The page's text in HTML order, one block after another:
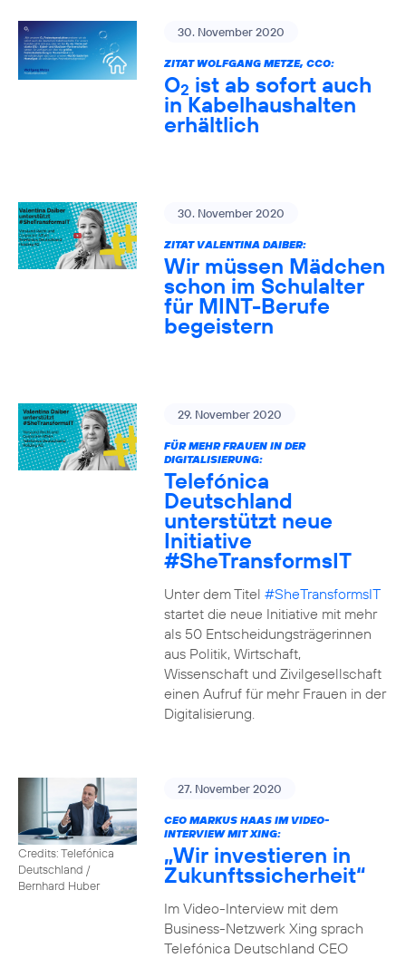
30. November 2020
ZITAT WOLFGANG METZE, CCO:
O2 ist ab sofort auch
in Kabelhaushalten
erhältlich
30. November 2020
ZITAT VALENTINA DAIBER:
Wir müssen Mädchen
schon im Schulalter
für MINT-Berufe
begeistern
29. November 2020
FÜR MEHR FRAUEN IN DER
DIGITALISIERUNG:
Telefónica
Deutschland
unterstützt neue
Initiative
#SheTransformsIT
Unter dem Titel #SheTransformsIT
startet die neue Initiative mit mehr
als 50 Entscheidungsträgerinnen
aus Politik, Wirtschaft,
Wissenschaft und Zivilgesellschaft
einen Aufruf für mehr Frauen in der
Digitalisierung.
Credits: Telefónica
Deutschland /
Bernhard Huber
27. November 2020
CEO MARKUS HAAS IM VIDEO-
INTERVIEW MIT XING:
„Wir investieren in
Zukunftssicherheit“
Im Video-Interview mit dem
Business-Netzwerk Xing sprach
Telefónica Deutschland CEO